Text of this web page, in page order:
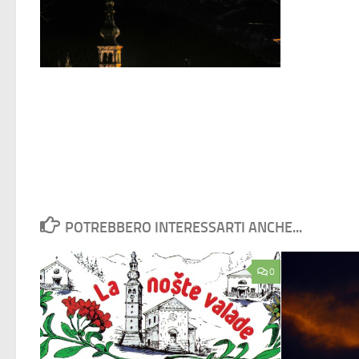
POTREBBERO INTERESSARTI ANCHE...
0